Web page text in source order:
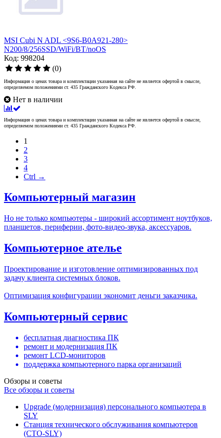
MSI Cubi N ADL <9S6-B0A921-280>
N200/8/256SSD/WiFi/BT/noOS
Код: 998204
(0)
Информация о ценах товара и комплектации указанная на сайте не является офертой в смысле,
определяемом положениями ст. 435 Гражданского Кодекса РФ.
Нет в наличии
Информация о ценах товара и комплектации указанная на сайте не является офертой в смысле,
определяемом положениями ст. 435 Гражданского Кодекса РФ.
1
2
3
4
Ctrl →
Компьютерный магазин
Но не только компьютеры - широкий ассортимент ноутбуков,
планшетов, периферии, фото-видео-звука, аксессуаров.
Компьютерное ателье
Проектирование и изготовление оптимизированных под
задачу клиента системных блоков.
Оптимизация конфигурации экономит деньги заказчика.
Компьютерный сервис
бесплатная диагностика ПК
ремонт и модернизация ПК
ремонт LCD-мониторов
поддержка компьютерного парка организаций
Обзоры и советы
Все обзоры и советы
Upgrade (модернизация) персонального компьютера в
SLY
Станция технического обслуживания компьютеров
(СТО-SLY)